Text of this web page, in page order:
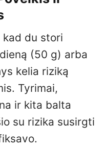
kad du stori
(50 g) arba
kelia riziką
Tyrimai,
ir kita balta
su rizika susirgti